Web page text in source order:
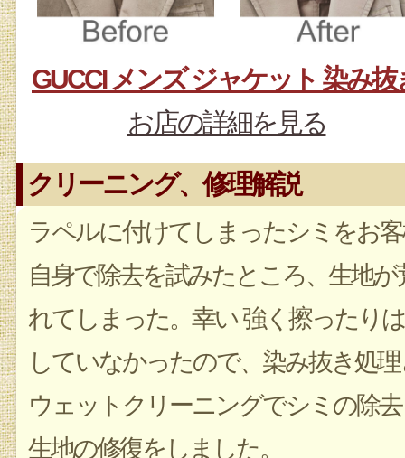
GUCCI メンズ ジャケット 染み抜
お店の詳細を見る
クリーニング、修理解説
ラペルに付けてしまったシミをお
自身で除去を試みたところ、生地が
れてしまった。幸い 強く擦ったりは
していなかったので、染み抜き処
ウェットクリーニングでシミの除
生地の修復をしました。